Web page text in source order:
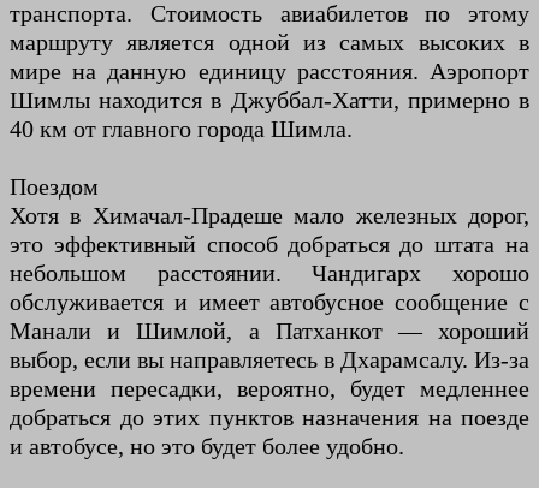
транспорта. Стоимость авиабилетов по этому
маршруту является одной из самых высоких в
мире на данную единицу расстояния. Аэропорт
Шимлы находится в Джуббал-Хатти, примерно в
40 км от главного города Шимла.
Поездом
Хотя в Химачал-Прадеше мало железных дорог,
это эффективный способ добраться до штата на
небольшом расстоянии. Чандигарх хорошо
обслуживается и имеет автобусное сообщение с
Манали и Шимлой, а Патханкот — хороший
выбор, если вы направляетесь в Дхарамсалу. Из-за
времени пересадки, вероятно, будет медленнее
добраться до этих пунктов назначения на поезде
и автобусе, но это будет более удобно.